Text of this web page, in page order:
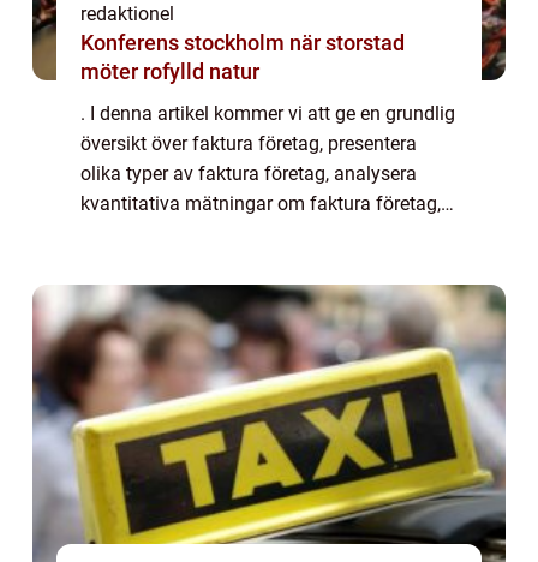
redaktionel
Konferens stockholm när storstad
möter rofylld natur
. I denna artikel kommer vi att ge en grundlig
översikt över faktura företag, presentera
olika typer av faktura företag, analysera
kvantitativa mätningar om faktura företag,